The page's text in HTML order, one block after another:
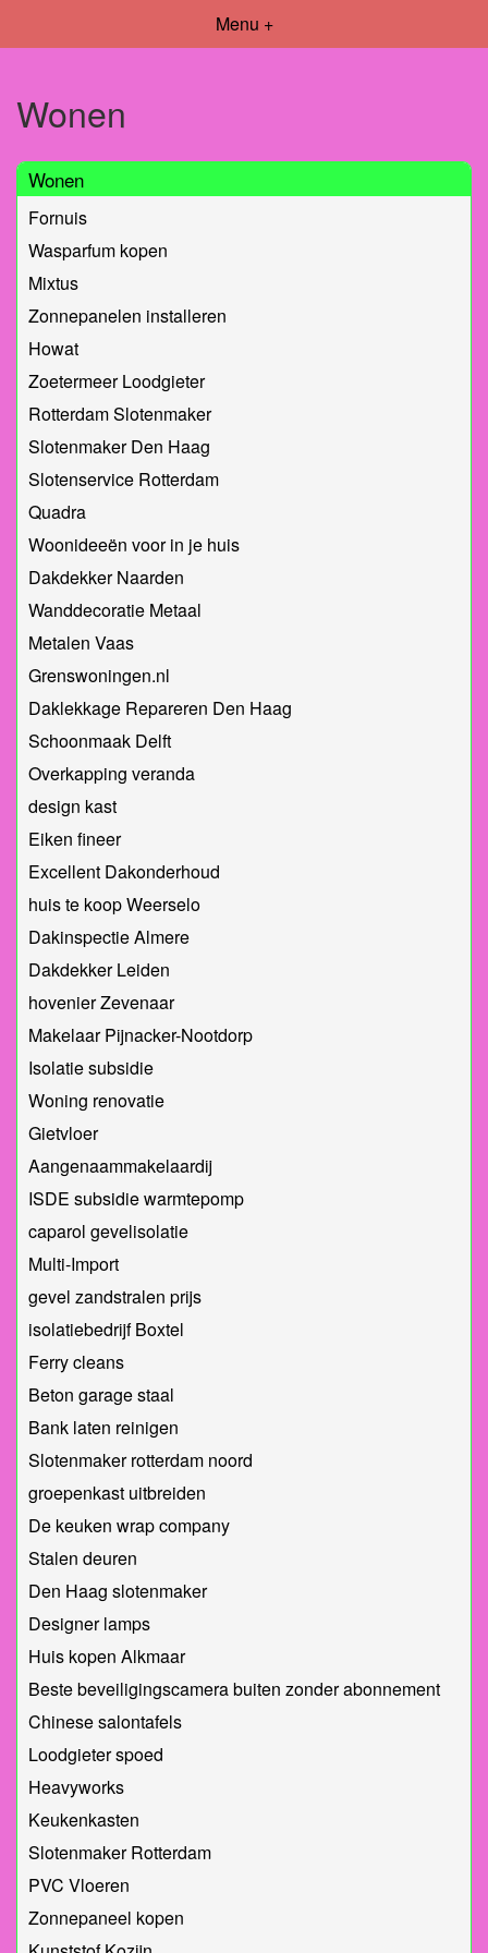
Menu +
Wonen
Wonen
Fornuis
Wasparfum kopen
Mixtus
Zonnepanelen installeren
Howat
Zoetermeer Loodgieter
Rotterdam Slotenmaker
Slotenmaker Den Haag
Slotenservice Rotterdam
Quadra
Woonideeën voor in je huis
Dakdekker Naarden
Wanddecoratie Metaal
Metalen Vaas
Grenswoningen.nl
Daklekkage Repareren Den Haag
Schoonmaak Delft
Overkapping veranda
design kast
Eiken fineer
Excellent Dakonderhoud
huis te koop Weerselo
Dakinspectie Almere
Dakdekker Leiden
hovenier Zevenaar
Makelaar Pijnacker-Nootdorp
Isolatie subsidie
Woning renovatie
Gietvloer
Aangenaammakelaardij
ISDE subsidie warmtepomp
caparol gevelisolatie
Multi-Import
gevel zandstralen prijs
isolatiebedrijf Boxtel
Ferry cleans
Beton garage staal
Bank laten reinigen
Slotenmaker rotterdam noord
groepenkast uitbreiden
De keuken wrap company
Stalen deuren
Den Haag slotenmaker
Designer lamps
Huis kopen Alkmaar
Beste beveiligingscamera buiten zonder abonnement
Chinese salontafels
Loodgieter spoed
Heavyworks
Keukenkasten
Slotenmaker Rotterdam
PVC Vloeren
Zonnepaneel kopen